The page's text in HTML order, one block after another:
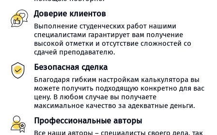
Доверие клиентов
Выполнение студенческих работ нашими
специалистами гарантирует вам получение
высокой отметки и отсутствие сложностей со
сдачей преподавателю.
Безопасная сделка
Благодаря гибким настройкам калькулятора вы
можете получить подходящую конкретно для вас
цену. В любом случае вы получаете
максимальное качество за адекватные деньги.
Профессиональные авторы
Все наши авторы – специалисты своего дела, так